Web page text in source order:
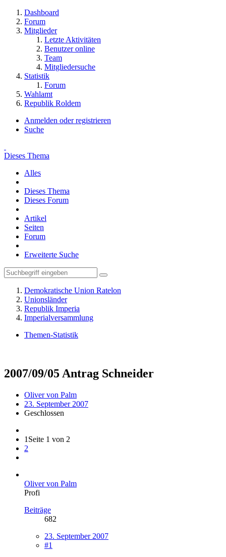
Dashboard
Forum
Mitglieder
Letzte Aktivitäten
Benutzer online
Team
Mitgliedersuche
Statistik
Forum
Wahlamt
Republik Roldem
Anmelden oder registrieren
Suche
Dieses Thema
Alles
Dieses Thema
Dieses Forum
Artikel
Seiten
Forum
Erweiterte Suche
Demokratische Union Ratelon
Unionsländer
Republik Imperia
Imperialversammlung
Themen-Statistik
2007/09/05 Antrag Schneider
Oliver von Palm
23. September 2007
Geschlossen
1 Seite 1 von 2
2
Oliver von Palm
Profi
Beiträge
682
23. September 2007
#1